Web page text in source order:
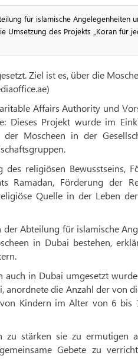
für islamische Angelegenheiten
des Projekts „Koran für
Ziel ist es, über die
Affairs Authority und
Dieses Projekt wurde im
Moscheen in der
religiösen Bewusstseins,
Ramadan, Förderung der
Quelle in der Leben
Abteilung für islamische
in Dubai bestehen,
auch in Dubai umgesetzt
die Anzahl der von
Kindern im Alter von 6 bis
zu stärken sie zu ermutigen
Gebete zu